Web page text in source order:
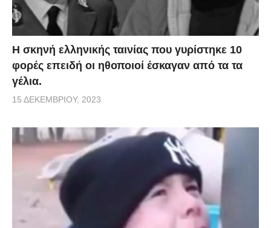
H σκηνή ελληνικής ταινίας που γυρίστηκε 10
φορές επειδή οι ηθοποιοί έσκαγαν από τα τα
γέλια.
15 ΔΕΚΕΜΒΡΊΟΥ, 2023